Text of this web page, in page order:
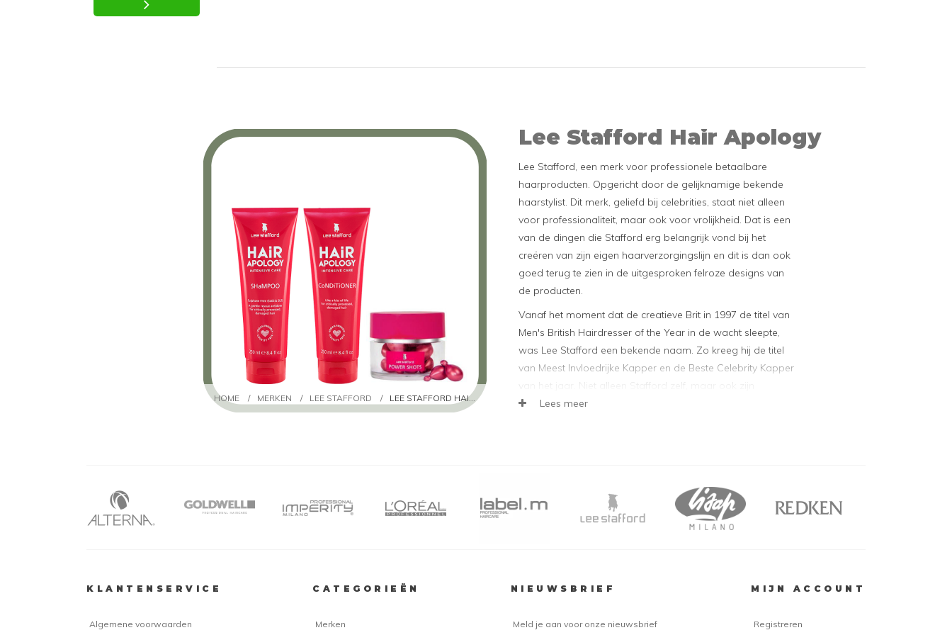
verschillende ingredi
HOME / MERKEN / LEE STAFFORD / LEE STAFFORD HAIR APOLOGY
Lee Stafford Hair Apology
Lee Stafford, een merk voor professionele betaalbare
haarproducten. Opgericht door de gelijknamige bekende
haarstylist. Dit merk, geliefd bij celebrities, staat niet alleen
voor professionaliteit, maar ook voor vrolijkheid. Dat is een
van de dingen die Stafford erg belangrijk vond bij het
creëren van zijn eigen haarverzorgingslijn en dit is dan ook
goed terug te zien in de uitgesproken felroze designs van
de producten.
Vanaf het moment dat de creatieve Brit in 1997 de titel van
Men's British Hairdresser of the Year in de wacht sleepte,
was Lee Stafford een bekende naam. Zo kreeg hij de titel
van Meest Invloedrijke Kapper en de Beste Celebrity Kapper
producten hebben prijzen gewonnen. Vooral de shampoos
haar de optimale verzorging te geven. De lijn bestaat uit de
volgende producten:
maakt het haar zacht en glad.
voor gezonder, sterker en zachter haar.
Lees meer
KLANTENSERVICE
Algemene voorwaarden
CATEGORIEËN
Merken
NIEUWSBRIEF
Meld je aan voor onze nieuwsbrief
MIJN ACCOUNT
Registreren